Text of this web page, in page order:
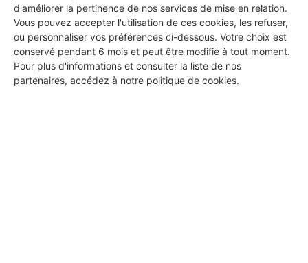
d'améliorer la pertinence de nos services de mise en relation.
Vous pouvez accepter l'utilisation de ces cookies, les refuser,
ou personnaliser vos préférences ci-dessous. Votre choix est
conservé pendant 6 mois et peut être modifié à tout moment.
Pour plus d'informations et consulter la liste de nos
partenaires, accédez à notre politique de cookies.